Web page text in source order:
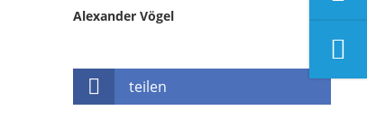
Alexander Vögel
teilen